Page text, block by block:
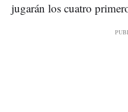
jugarán los cuatro